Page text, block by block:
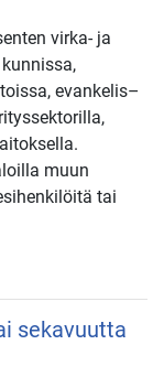
virka- ja
evankelis–
muun
tai
sekavuutta